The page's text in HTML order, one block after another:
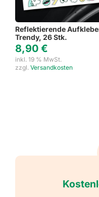
Reflektierende
Trendy, 26 Stk.
8,90 €
inkl. 19 % MwSt.
zzgl. Versandkosten